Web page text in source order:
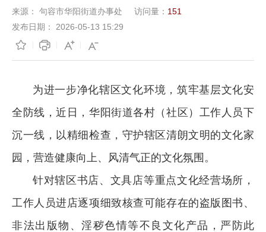
来源： 句容市华阳街道办事处 访问量： 151
发布日期：
2026-05-13 15:29
为进一步净化辖区文化环境，筑牢基层文化安
全防线，近日，华阳街道各村（社区）工作人员下
沉一线，以精细检查，守护辖区清朗文明的文化家
园，营造健康向上、风清气正的文化氛围。
针对辖区书店、文具店等重点文化经营场所，
工作人员进店逐项细致核查可能存在的盗版图书、
非法出版物、淫秽色情等不良文化产品，严防此